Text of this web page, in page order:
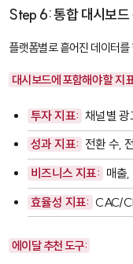
Step 6: 통합 대시보드
플랫폼별로 흩어진 데이터
대시보드에 포함해야 할 지
투자 지표: 채널별 광
성과 지표: 전환 수,
비즈니스 지표: 매출
효율성 지표: CAC/
에이달 추천 도구: